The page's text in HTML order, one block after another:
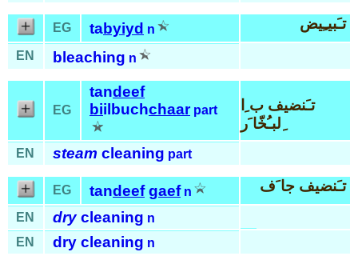
EG tabyiyd n تـَبيـِيض
EN bleaching n
EG
tandeef
biilbuchchaar part
تـَنضيف ب ِا
ِلبـُخّا َر
EN steam cleaning part
EG tandeef gaef n تـَنضيف جا َف
EN drycleaning n
EN
dry cleaning n